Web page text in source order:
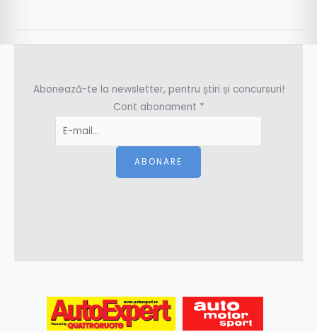
Abonează-te la newsletter, pentru știri și concursuri!
Cont abonament *
ABONARE